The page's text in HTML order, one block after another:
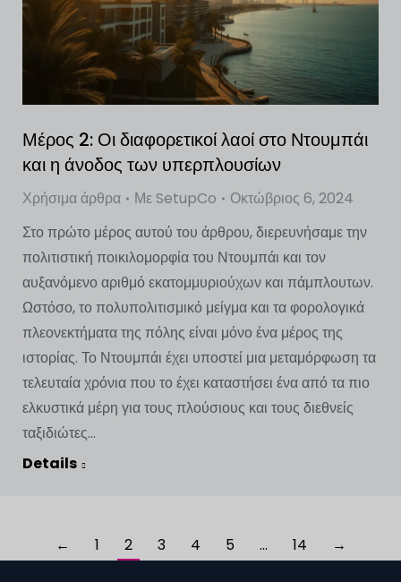
Μέρος 2: Οι διαφορετικοί λαοί στο Ντουμπάι
και η άνοδος των υπερπλουσίων
Χρήσιμα άρθρα Με SetupCo
Οκτώβριος 6, 2024
Στο πρώτο μέρος αυτού του άρθρου, διερευνήσαμε την
πολιτιστική ποικιλομορφία του Ντουμπάι και τον
αυξανόμενο αριθμό εκατομμυριούχων και πάμπλουτων.
Ωστόσο, το πολυπολιτισμικό μείγμα και τα φορολογικά
πλεονεκτήματα της πόλης είναι μόνο ένα μέρος της
ιστορίας. Το Ντουμπάι έχει υποστεί μια μεταμόρφωση τα
τελευταία χρόνια που το έχει καταστήσει ένα από τα πιο
ελκυστικά μέρη για τους πλούσιους και τους διεθνείς
ταξιδιώτες...
Details
← 1 2 3 4 5 … 14 →